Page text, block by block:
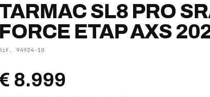
SL8 PRO
FORCE ETAP AXS
94924-10
8.999